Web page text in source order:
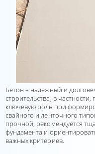
Бетон – надежный и
строительства, в
ключевую роль при
свайного и ленточного
прочной, рекомендуется
фундамента и
важных критериев.